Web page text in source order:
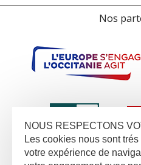
Nos
NOUS RESPECTONS
Les cookies nous sont
votre expérience de